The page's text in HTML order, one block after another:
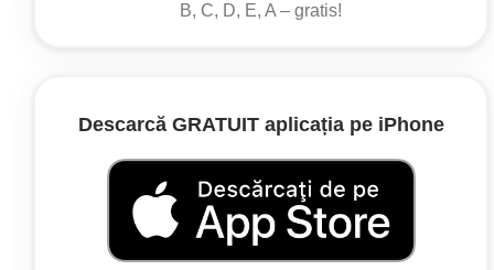
(2) Conducătorii de vehicule sunt obligați să
spațiilor anume destinate și semnalizate ca
circulația pietonilor chiar dacă, în acest scop,
trebuie să oprească.
B, C, D, E, A – gratis!
Descarcă GRATUIT aplicația pe iPhone